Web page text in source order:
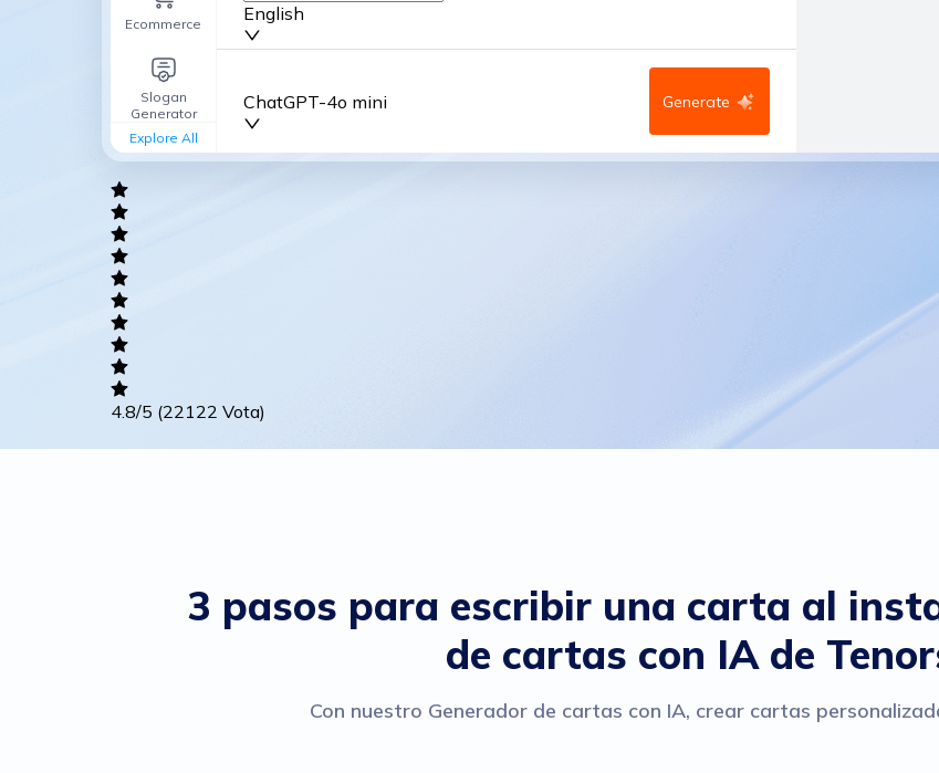
Ecommerce
Slogan
Generator
Explore All
English
ChatGPT-4o mini Generate
4.8/5 (22122 Vota)
3 pasos para escribir una carta al
de cartas con IA de
Con nuestro Generador de cartas con IA, crear cartas